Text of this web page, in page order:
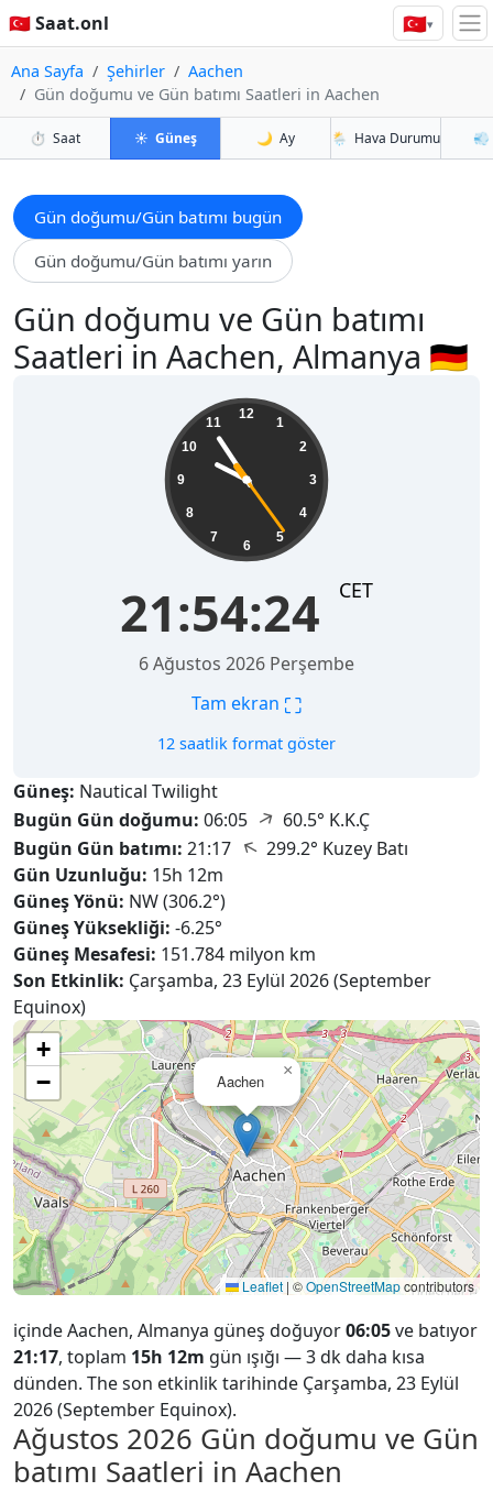
🇹🇷 Saat.onl 🇹🇷▾
Ana Sayfa Şehirler
Aachen
Gün doğumu ve Gün batımı Saatleri in Aachen
⏱️ Saat ☀️ Güneş 🌙 Ay 🌦️ Hava Durumu 💨
Gün doğumu/Gün batımı bugün
Gün doğumu/Gün batımı yarın
Gün doğumu ve Gün batımı
Saatleri in Aachen, Almanya 🇩🇪
12
1
2
3
4
5
6
7
8
9
10
11
21:54:26 CET
6 Ağustos 2026 Perşembe
Tam ekran ⛶
12 saatlik format göster
Güneş: Nautical Twilight
Bugün Gün doğumu: 06:05 ↑ 60.5° K.K.Ç
Bugün Gün batımı: 21:17 ↑299.2° Kuzey Batı
Gün Uzunluğu: 15h 12m
Güneş Yönü: NW (306.2°)
Güneş Yüksekliği: -6.25°
Güneş Mesafesi: 151.784 milyon km
Son Etkinlik: Çarşamba, 23 Eylül 2026 (September
Equinox)
Aachen
×
+
−
Leaflet | ©OpenStreetMapcontributors
içinde Aachen, Almanya güneş doğuyor06:05ve batıyor
21:17, toplam 15h 12m gün ışığı — 3 dk daha kısa
dünden. The son etkinlik tarihinde Çarşamba, 23 Eylül
2026 (September Equinox).
Ağustos 2026 Gün doğumu ve Gün
batımı Saatleri in Aachen